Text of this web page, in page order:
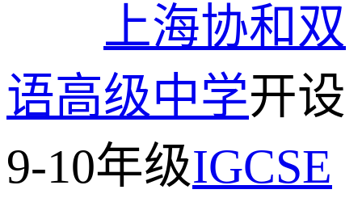
上海协和双
语高级中学开设
9-10年级IGCSE